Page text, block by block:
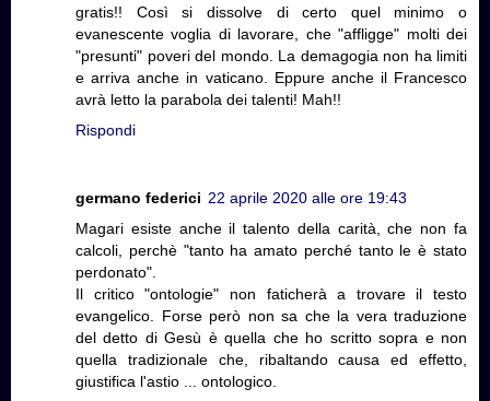
gratis!! Così si dissolve di certo quel minimo o
evanescente voglia di lavorare, che "affligge" molti dei
"presunti" poveri del mondo. La demagogia non ha limiti
e arriva anche in vaticano. Eppure anche il Francesco
avrà letto la parabola dei talenti! Mah!!
Rispondi
germano federici 22 aprile 2020 alle ore 19:43
Magari esiste anche il talento della carità, che non fa
calcoli, perchè "tanto ha amato perché tanto le è stato
perdonato".
Il critico "ontologie" non faticherà a trovare il testo
evangelico. Forse però non sa che la vera traduzione
del detto di Gesù è quella che ho scritto sopra e non
quella tradizionale che, ribaltando causa ed effetto,
giustifica l'astio ... ontologico.